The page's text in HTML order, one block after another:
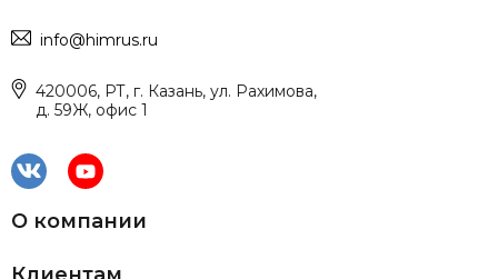
info@himrus.ru
420006, РТ, г. Казань, ул. Рахимова,
д. 59Ж, офис 1
О компании